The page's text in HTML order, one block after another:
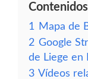
Contenidos
1
Mapa de
2 Google
de Liege en
3 Vídeos